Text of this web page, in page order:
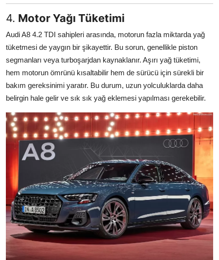
4. Motor Yağı Tüketimi
Audi A8 4.2 TDI sahipleri arasında, motorun fazla miktarda yağ
tüketmesi de yaygın bir şikayettir. Bu sorun, genellikle piston
segmanları veya turboşarjdan kaynaklanır. Aşırı yağ tüketimi,
hem motorun ömrünü kısaltabilir hem de sürücü için sürekli bir
bakım gereksinimi yaratır. Bu durum, uzun yolculuklarda daha
belirgin hale gelir ve sık sık yağ eklemesi yapılması gerekebilir.